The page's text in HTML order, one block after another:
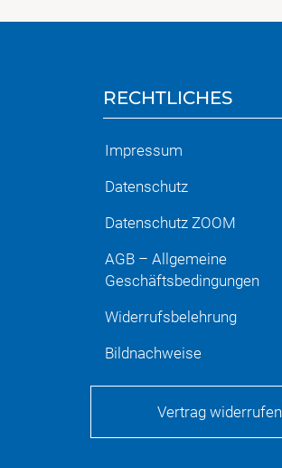
RECHTLICHES
Impressum
Datenschutz
Datenschutz ZOOM
AGB – Allgemeine
Geschäftsbedingungen
Widerrufsbelehrung
Bildnachweise
Vertrag widerrufen